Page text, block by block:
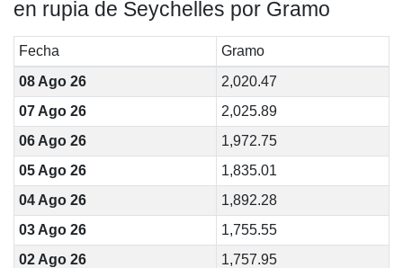
en rupia de Seychelles por Gramo
Fecha
Gramo
08 Ago 26
2,020.47
07 Ago 26
2,025.89
06 Ago 26
1,972.75
05 Ago 26
1,835.01
04 Ago 26
1,892.28
03 Ago 26
1,755.55
02 Ago 26
1,757.95